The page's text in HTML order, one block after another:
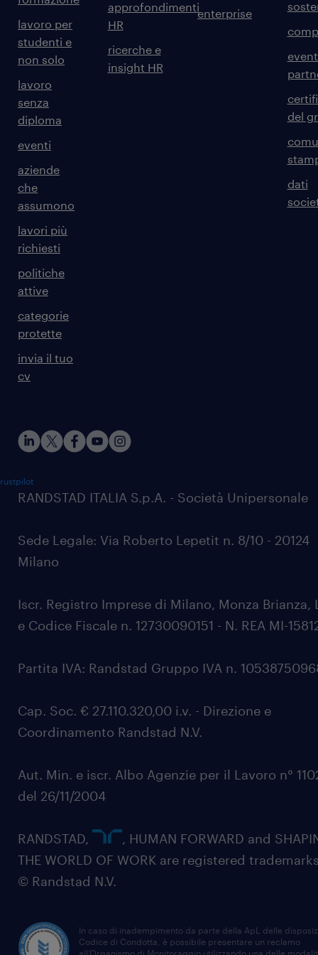
lavoro per
studenti e
non solo
lavoro
senza
diploma
eventi
aziende
che
assumono
lavori più
richiesti
politiche
attive
categorie
protette
invia il tuo
cv
approfondimenti
HR
ricerche e
insight HR
enterprise
del
dati
RANDSTAD ITALIA S.p.A. - Società Unipersonale
Sede Legale: Via Roberto Lepetit n. 8/10 - 20124
Milano
Iscr. Registro Imprese di Milano, Monza Brianza,
e Codice Fiscale n. 12730090151 - N. REA MI-
Partita IVA: Randstad Gruppo IVA n.
Cap. Soc. € 27.110.320,00 i.v. - Direzione e
Coordinamento Randstad N.V.
Aut. Min. e iscr. Albo Agenzie per il Lavoro n°
del 26/11/2004
RANDSTAD,
, HUMAN FORWARD and
THE WORLD OF WORK are registered
© Randstad N.V.
In caso di inadempimento da parte della ApL delle
Codice di Condotta, è possibile presentare un reclamo